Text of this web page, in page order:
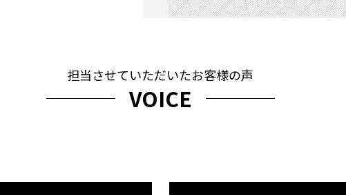
担当させていただいたお客様の声
VOICE